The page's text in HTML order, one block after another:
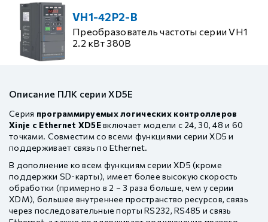
VH1-42P2-B
Преобразователь частоты серии VH1
2.2 кВт 380В
Описание ПЛК серии XD5E
Серия программируемых логических контроллеров
Xinje с Ethernet XD5Eвключает модели с 24, 30, 48 и 60
точками. Совместим со всеми функциями серии XD5 и
поддерживает связь по Ethernet.
В дополнение ко всем функциям серии XD5 (кроме
поддержки SD-карты), имеет более высокую скорость
обработки (примерно в 2 ~ 3 раза больше, чем у серии
XDM), большее внутреннее пространство ресурсов, связь
через последовательные порты RS232, RS485 и связь